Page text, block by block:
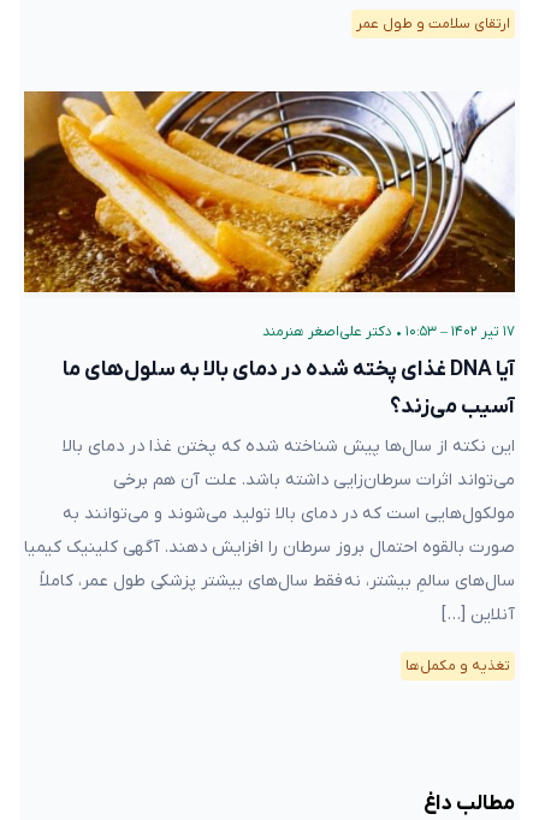
ارتقای سلامت و طول عمر
۱۷ تیر ۱۴۰۲ – ۱۰:۵۳ • دکتر علی‌اصغر هنرمند
آیا DNA غذای پخته شده در دمای بالا به سلول‌های ما
آسیب می‌زند؟
این نکته از سال‌ها پیش شناخته شده که پختن غذا در دمای بالا
می‌تواند اثرات سرطان‌زایی داشته باشد. علت آن هم برخی
مولکول‌هایی است که در دمای بالا تولید می‌شوند و می‌توانند به
صورت بالقوه احتمال بروز سرطان را افزایش دهند. آگهی کلینیک کیمیا
سال‌های سالمِ بیشتر، نه فقط سال‌های بیشتر پزشکی طول عمر، کاملاً
آنلاین […]
تغذیه و مکمل‌ها
مطالب داغ